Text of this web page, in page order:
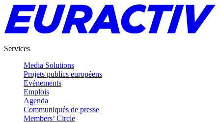
Services
Media Solutions
Projets publics européens
Evénements
Emplois
Agenda
Communiqués de presse
Members’ Circle